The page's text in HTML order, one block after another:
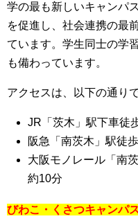
学の最も新しいキャンパ
を促進し、社会連携の最
ています。学生同士の学
も備わっています。
アクセスは、以下の通りで
JR「茨木」駅下車徒
阪急「南茨木」駅徒
大阪モノレール「南
約10分
びわこ・くさつキャンパ